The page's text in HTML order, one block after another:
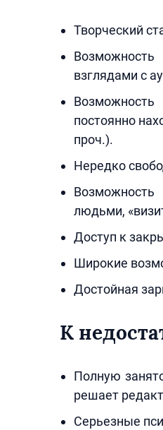
Творческий
Возможность
взглядами с
постоянно
проч.).
Нередко
людьми,
Доступ к
Широкие
Достойная
К
Полную
решает
Серьезные